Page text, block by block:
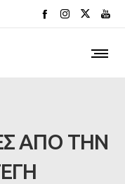
ΑΠΟ ΤΗΝ